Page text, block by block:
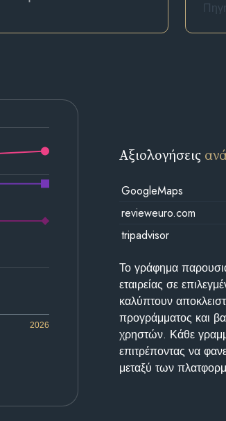
2026
Αξιολογήσεις
GoogleMaps
revieweuro.com
tripadvisor
Το γράφημα
εταιρείας σε
καλύπτουν
προγράμματος και
χρηστών. Κάθε
επιτρέποντας να
μεταξύ των